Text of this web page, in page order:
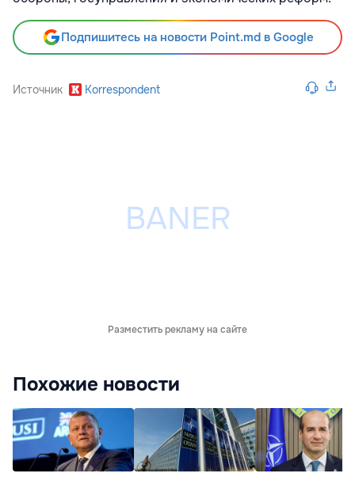
Подпишитесь на новости Point.md в Google
Источник Korrespondent
Разместить рекламу на сайте
Похожие новости